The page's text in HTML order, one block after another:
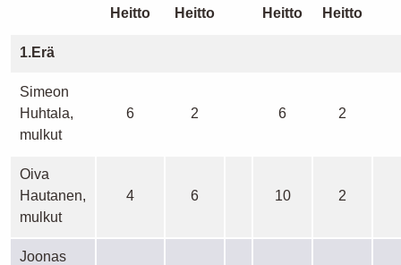
Heitto
Heitto
Heitto
Heitto
1.Erä
Simeon
Huhtala,
mulkut
6 2 6 2
Oiva
Hautanen,
mulkut
4 6 10 2
Joonas